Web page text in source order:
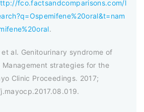
fco.factsandcomparisons.com/l
.
et al. Genitourinary syndrome of
Management strategies for the
Clinic Proceedings. 2017;